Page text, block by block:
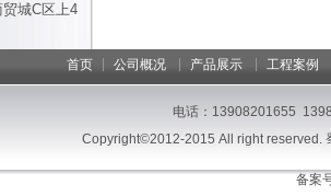
城C区上4
首页 公司概况 产品展示 工程案例
电话：13908201655
Copyright©2012-2015 All right reserved.
备案